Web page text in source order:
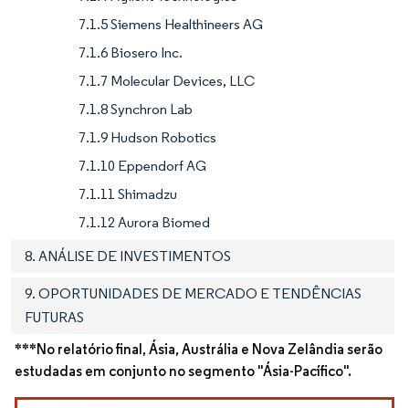
7.1.5 Siemens Healthineers AG
7.1.6 Biosero Inc.
7.1.7 Molecular Devices, LLC
7.1.8 Synchron Lab
7.1.9 Hudson Robotics
7.1.10 Eppendorf AG
7.1.11 Shimadzu
7.1.12 Aurora Biomed
8. ANÁLISE DE INVESTIMENTOS
9. OPORTUNIDADES DE MERCADO E TENDÊNCIAS
FUTURAS
***No relatório final, Ásia, Austrália e Nova Zelândia serão
estudadas em conjunto no segmento "Ásia-Pacífico".